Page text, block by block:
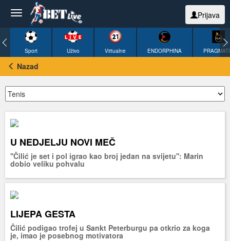
Prijava
Sport Uživo Virtualne ENDORPHINA
Nazad
U NEDJELJU NOVI MEČ
''Čilić je set i pol igrao kao broj jedan na svijetu'': Marin
dobio veliku pohvalu
LIJEPA GESTA
Čilić podigao trofej u Sankt Peterburgu pa otkrio za koga
je, imao je posebnog motivatora